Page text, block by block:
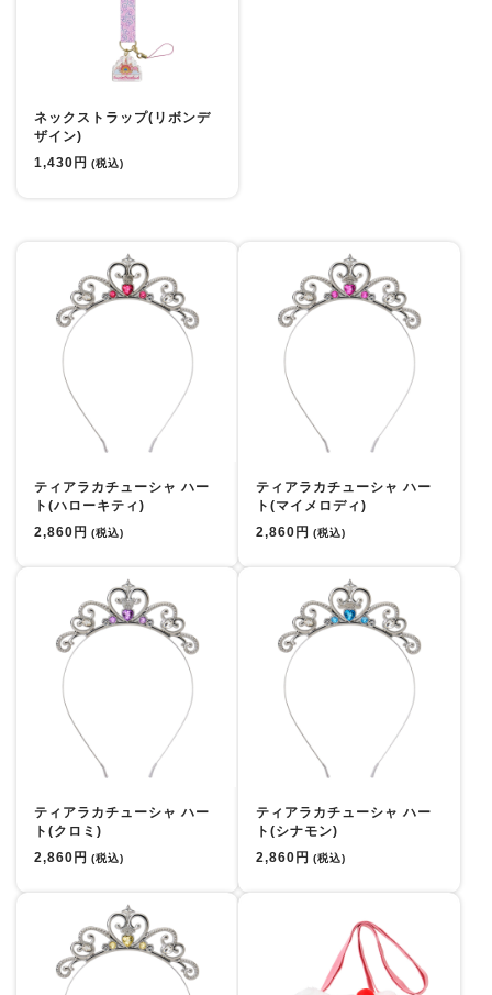
ネックストラップ(リボンデ
ザイン)
1,430円 (税込)
ティアラカチューシャ ハー
ト(ハローキティ)
2,860円 (税込)
ティアラカチューシャ ハー
ト(マイメロディ)
2,860円 (税込)
ティアラカチューシャ ハー
ト(クロミ)
2,860円 (税込)
ティアラカチューシャ ハー
ト(シナモン)
2,860円 (税込)